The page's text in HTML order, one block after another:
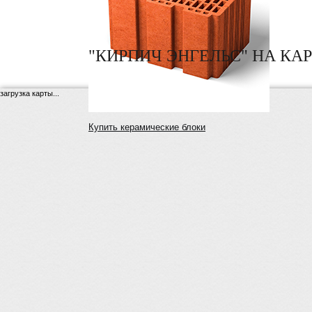
Купить керамические блоки
"КИРПИЧ ЭНГЕЛЬС" НА
загрузка карты...